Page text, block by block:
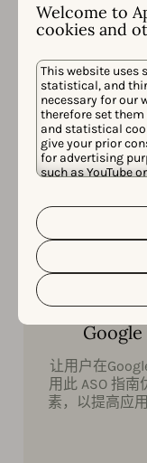
Welcome to
cookies and
This website uses
statistical, and
necessary for our
therefore set
and statistical
give your prior
for advertising
such as YouTube
personal data and
read our
Cookie
customize your
clicking the
Google
让用户在
用此 ASO 指
素，以提高应